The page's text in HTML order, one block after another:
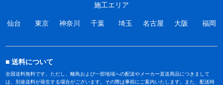
施工エリア
仙台 東京 神奈川 千葉 埼玉 名古屋 大阪 福岡
送料について
全国送料無料です。ただし、離島および一部地域への配送やメーカー直送商品につきまして
は、別途送料が発生する場合がございます。その際は事前にご案内いたします。また、配送時